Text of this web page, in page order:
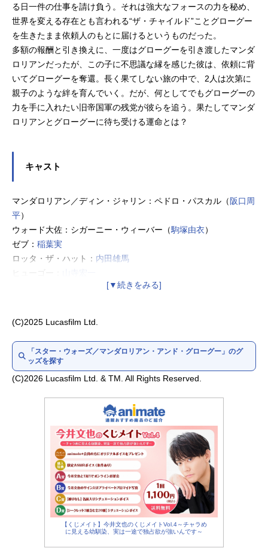
る日一件の仕事を請け負う。それは強大なフォースの力を秘め、
世界を変える存在とも言われる“ザ・チャイルド”ことグローグー
を生きたまま依頼人のもとに届けるというものだった。
多額の報酬と引き換えに、一度はグローグーを引き渡したマンダ
ロリアンだったが、この子に不思議な縁を感じた彼は、依頼に背
いてグローグーを奪還。長く果てしない旅の中で、2人は次第に
親子のような絆を育んでいく。だが、何としてでもグローグーの
力を手に入れたい旧帝国軍の残党が彼らを追う。果たしてマンダ
ロリアンとグローグーに待ち受ける運命とは？
キャスト
マンダロリアン／ディン・ジャリン：ペドロ・パスカル（ 阪口周
平）
ウォード大佐：シガーニー・ウィーバー（駒塚由衣）
ゼブ： 稲葉実
ロッタ・ザ・ハット： 内田雄馬
(C)2025 Lucasfilm Ltd.
「スター・ウォーズ／マンダロリアン・アンド・グローグー」のグ
ッズを探す
(C)2026 Lucasfilm Ltd. & TM. All Rights Reserved.
【くじメイト】今井文也のくじメイトVol.4～チャラめ
に見える幼馴染、実は一途で独占欲が強いんです～